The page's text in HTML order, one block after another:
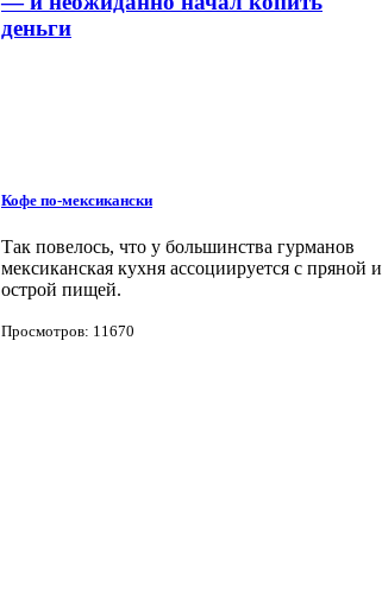
деньги
Кофе по-мексикански
Так повелось, что у большинства гурманов
мексиканская кухня ассоциируется с пряной и
острой пищей.
Просмотров: 11670